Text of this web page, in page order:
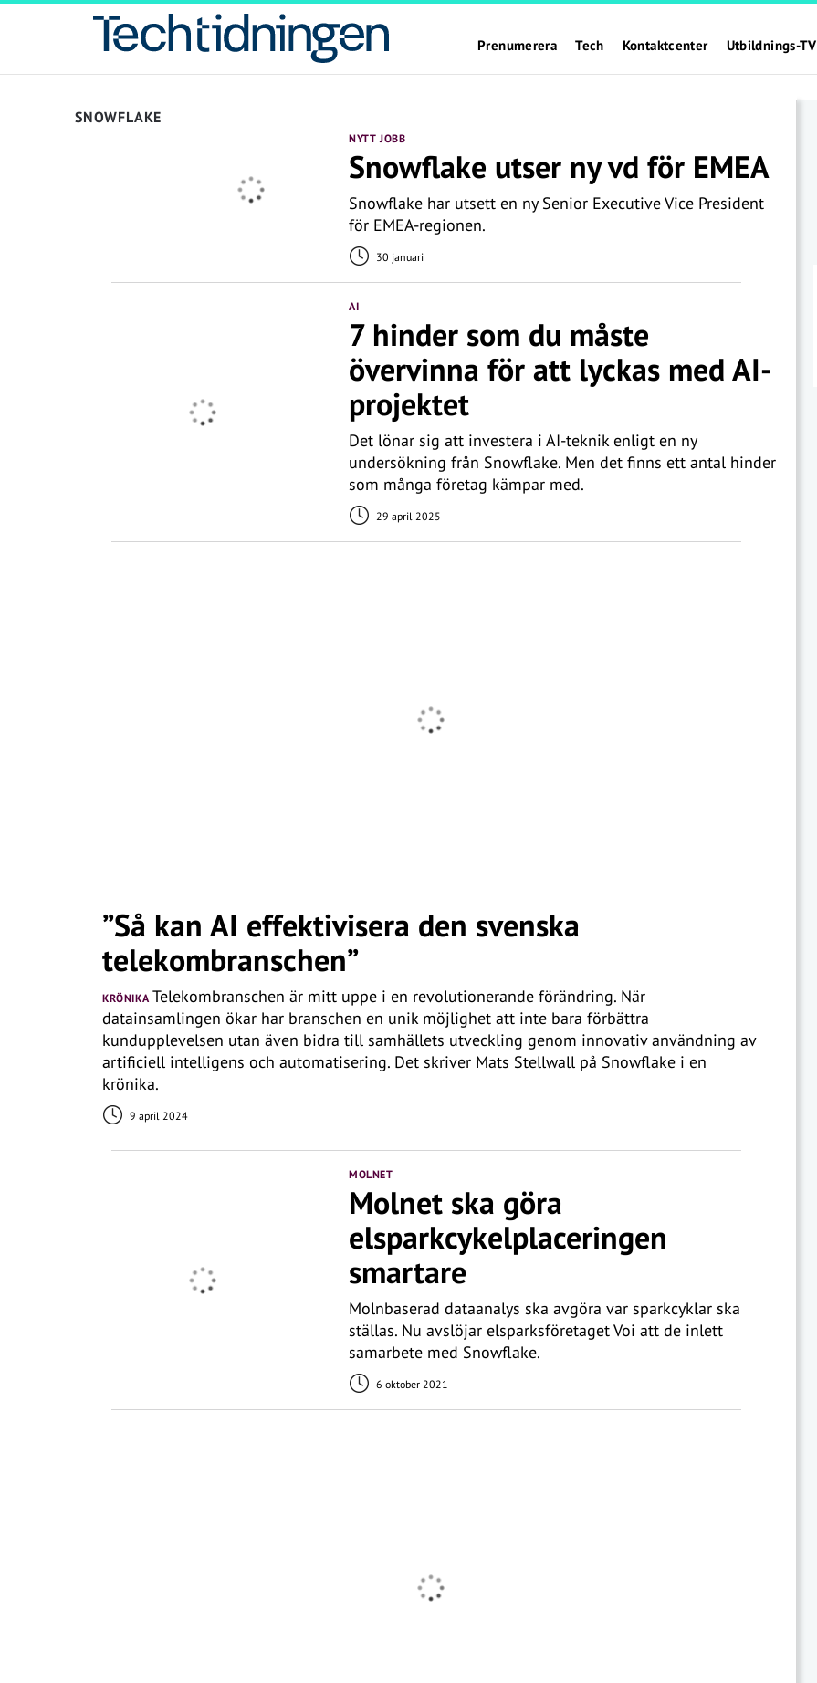
Prenumerera Tech Kontaktcenter Utbildnings-TV
SNOWFLAKE
NYTT JOBB
Snowflake utser ny vd för EMEA
Snowflake har utsett en ny Senior Executive Vice President
för EMEA-regionen.
30 januari
AI
7 hinder som du måste
övervinna för att lyckas med AI-
projektet
Det lönar sig att investera i AI-teknik enligt en ny
undersökning från Snowflake. Men det finns ett antal hinder
som många företag kämpar med.
29 april 2025
”Så kan AI effektivisera den svenska
telekombranschen”
KRÖNIKATelekombranschen är mitt uppe i en revolutionerande förändring. När
datainsamlingen ökar har branschen en unik möjlighet att inte bara förbättra
kundupplevelsen utan även bidra till samhällets utveckling genom innovativ användning av
artificiell intelligens och automatisering. Det skriver Mats Stellwall på Snowflake i en
krönika.
9 april 2024
MOLNET
Molnet ska göra
elsparkcykelplaceringen
smartare
Molnbaserad dataanalys ska avgöra var sparkcyklar ska
ställas. Nu avslöjar elsparksföretaget Voi att de inlett
samarbete med Snowflake.
6 oktober 2021